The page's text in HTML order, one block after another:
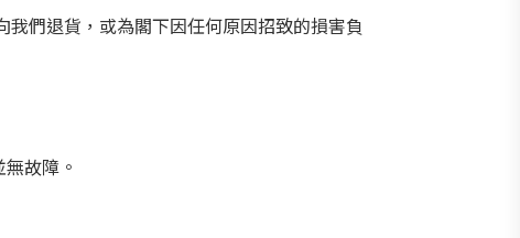
們退貨，或為閣下因任何原因招致的損害負
故障。